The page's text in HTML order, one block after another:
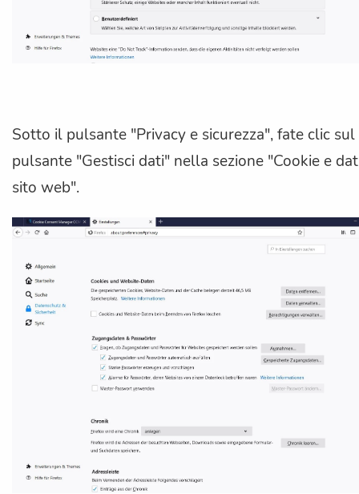
Sotto il pulsante "Privacy e sicurezza", fate clic sul
pulsante "Gestisci dati" nella sezione "Cookie e
sito web".